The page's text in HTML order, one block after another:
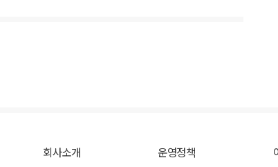
회사소개 운영정책